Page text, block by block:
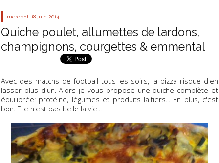
mercredi 18 juin 2014
Quiche poulet, allumettes de lardons,
champignons, courgettes & emmental
Avec des matchs de football tous les soirs, la pizza risque d'en
lasser plus d'un. Alors je vous propose une quiche complète et
équilibrée: protéine, légumes et produits laitiers... En plus, c'est
bon. Elle n'est pas belle la vie...